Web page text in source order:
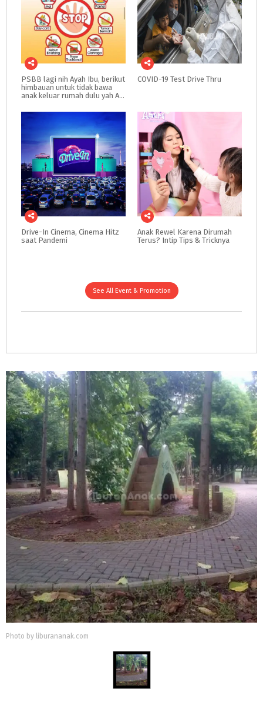
PSBB lagi nih Ayah Ibu, berikut
himbauan untuk tidak bawa
anak keluar rumah dulu yah Ayah Ibu
COVID-19 Test Drive Thru
Drive-In Cinema, Cinema Hitz
saat Pandemi
Anak Rewel Karena Dirumah
Terus? Intip Tips & Tricknya
See All Event & Promotion
Photo by liburananak.com